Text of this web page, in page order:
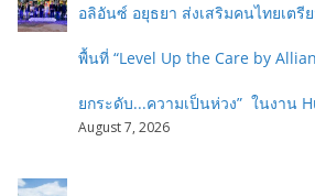
อลิอันซ์ อยุธยา ส่งเสริมคนไทยเตรี
พื้นที่ “Level Up the Care by
ยกระดับ...ความเป็นห่วง” ในงาน
August 7, 2026